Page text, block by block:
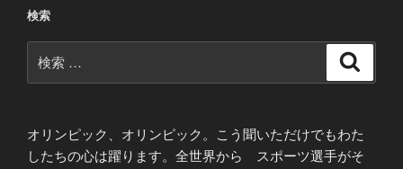
検索
索:
オリンピック、オリンピック。こう聞いただけでもわた
したちの心は躍ります。全世界から スポーツ選手がそ